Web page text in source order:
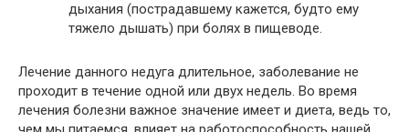
дыхания (пострадавшему кажется, будто ему
тяжело дышать) при болях в пищеводе.
Лечение данного недуга длительное, заболевание не
проходит в течение одной или двух недель. Во время
лечения болезни важное значение имеет и диета, ведь то,